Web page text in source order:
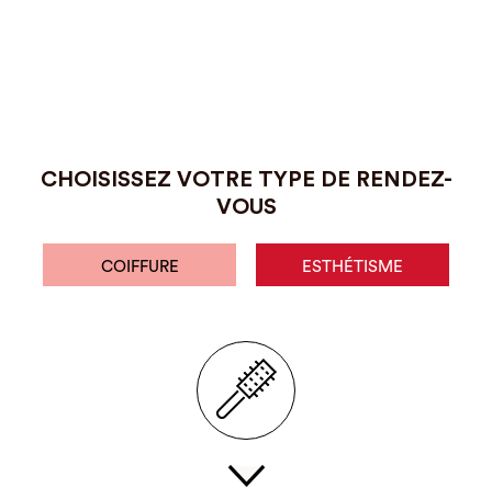
CHOISISSEZ VOTRE TYPE DE RENDEZ-
VOUS
COIFFURE ESTHÉTISME